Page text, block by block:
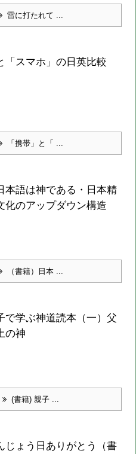
雷に打たれて ...
「スマホ」の日英比較
「携帯」と「 ...
本語は神である・日本精
化のアップダウン構造
（書籍）日本 ...
で学ぶ神道読本（一）父
の神
(書籍) 親子 ...
じょう日ありがとう（書